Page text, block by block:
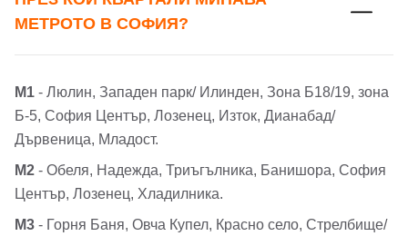
МЕТРОТО В СОФИЯ?
М1 - Люлин, Западен парк/ Илинден, Зона Б18/19, зона
Б-5, София Център, Лозенец, Изток, Дианабад/
Дървеница, Младост.
М2 - Обеля, Надежда, Триъгълника, Банишора, София
Център, Лозенец, Хладилника.
М3 - Горня Баня, Овча Купел, Красно село, Стрелбище/